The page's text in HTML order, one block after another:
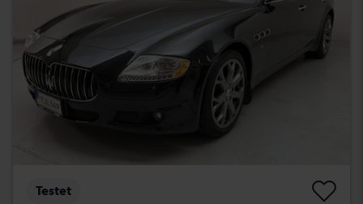
Testet